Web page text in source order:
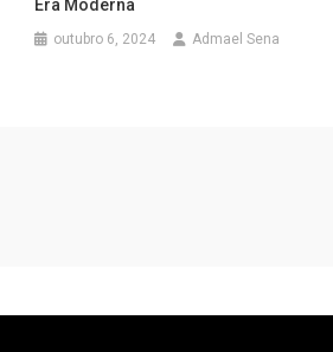
Era Moderna
outubro 6, 2024 Admael Sena